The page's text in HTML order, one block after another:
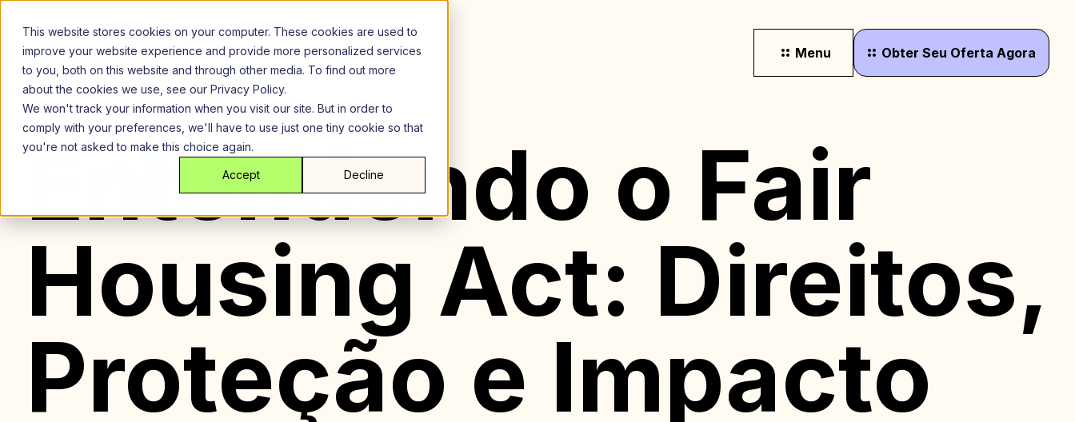
This website stores cookies on your computer. These cookies are used to
improve your website experience and provide more personalized services
to you, both on this website and through other media. To find out more
about the cookies we use, see our Privacy Policy.
We won't track your information when you visit our site. But in order to
comply with your preferences, we'll have to use just one tiny cookie so that
you're not asked to make this choice again.
Accept Decline
Ir
conteúdo
Menu Obter Seu Oferta Agora
Entendendo o Fair
Housing Act: Direitos,
Proteção e Impacto